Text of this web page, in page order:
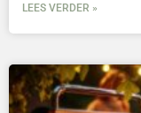
LEES VERDER »